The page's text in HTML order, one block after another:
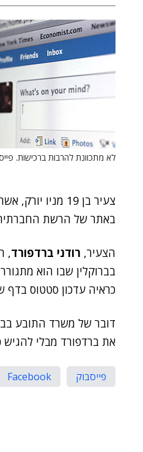
לא מתכוונת להרבות ברכישות.
צעיר בן 19
באתר של הרשת
הצעיר, רודני ברדפורד
בברוקלין שבו הוא
כראיה עדכון סטטוס בדף
דובר של משרד התובע
את ברדפורד מבלי להגיש
פייסבוק Facebook